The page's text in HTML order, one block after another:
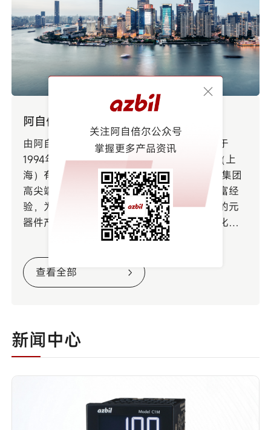
阿自倍尔自控工程（上海）有限公司
由阿自倍尔株式会社（原名株式会社山武）于
1994年3月独资创办。与阿自倍尔自控工程（上
海）有限公司的AA部门一起，依靠阿自倍尔集团
高尖端的测量和控制技术以及长年积累的丰富经
验，为中国客户竭诚提供优质、先进、节能的元
器件产品，以及简易系统、现场仪表、自动化系
统和售后服务，与客户一起解决难题，实现对汽
车、半导体、工业机械、工业炉、食品等行业生
产线及生产装置的精确和安全的控制。
查看全部
新闻中心
关注阿自倍尔公众号
掌握更多产品资讯